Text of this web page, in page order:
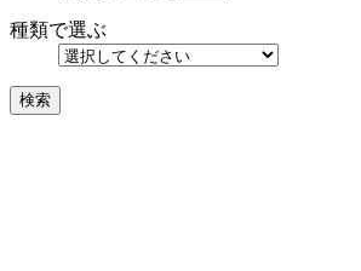
種類で選ぶ